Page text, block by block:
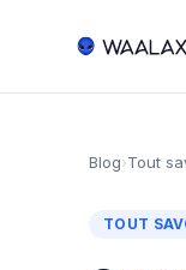
Blog›Tout
TOUT